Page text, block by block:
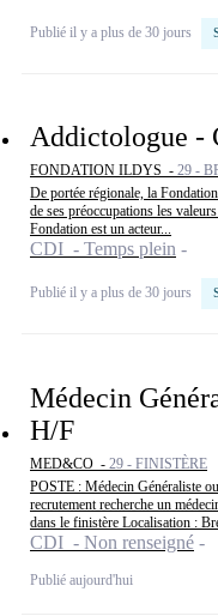
Publié il y a plus de 30 jours
Addictologue -
FONDATION ILDYS - 29 -
De portée régionale, la
de ses préoccupations les
Fondation est un acteur...
CDI - Temps plein
Publié il y a plus de 30 jours
Médecin
H/F
MED&CO - 29 - FINISTÈRE
POSTE : Médecin Généraliste
recrutement recherche un
dans le finistère Localisation :
CDI - Non renseigné
Publié aujourd'hui